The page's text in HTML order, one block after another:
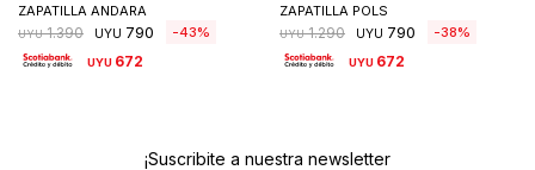
ZAPATILLA ANDARA
UYU 1.390 UYU 790 43
UYU 672
ZAPATILLA POLS
UYU 1.290 UYU 790 38
UYU 672
¡Suscribite a nuestra newsletter